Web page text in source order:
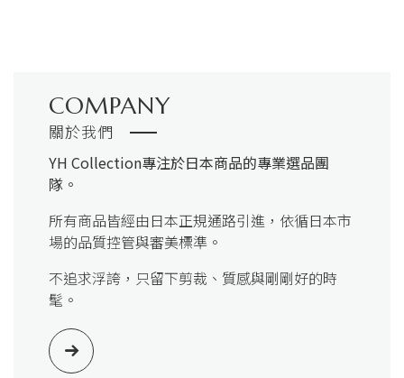
COMPANY
關於我們
YH Collection專注於日本商品的專業選品團
隊。
所有商品皆經由日本正規通路引進，依循日本市
場的品質控管與審美標準。
不追求浮誇，只留下剪裁、質感與剛剛好的時
髦。